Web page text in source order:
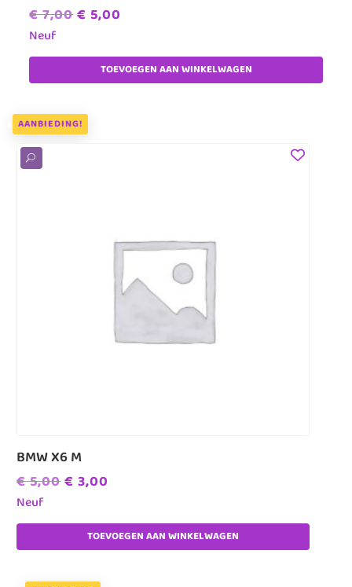
€7,00Oorspronkelijke
was:
€ 7,00.
€ 5,00
is:
€ 5,00.
Neuf
TOEVOEGEN AAN WINKELWAGEN
AANBIEDING!
BMW X6 M
€5,00Oorspronkelijke
was:
€ 5,00.
€ 3,00
is:
€ 3,00.
Neuf
U
TOEVOEGEN AAN WINKELWAGEN